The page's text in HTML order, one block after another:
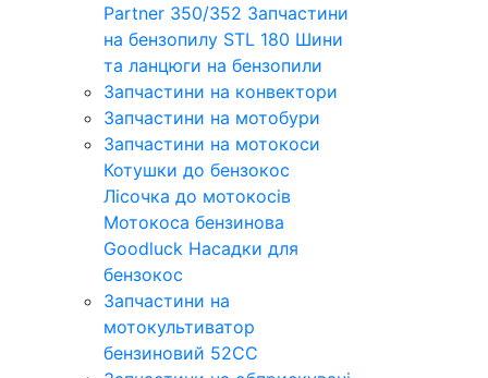
Partner 350/352 Запчастини
на бензопилу STL 180 Шини
та ланцюги на бензопили
Запчастини на конвектори
Запчастини на мотобури
Запчастини на мотокоси
Котушки до бензокос
Лісочка до мотокосів
Мотокоса бензинова
Goodluck Насадки для
бензокос
Запчастини на
мотокультиватор
бензиновий 52СС